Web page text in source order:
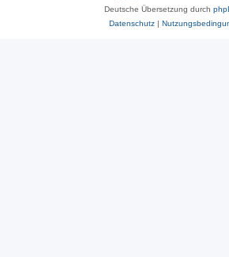
Deutsche Übersetzung durch
Datenschutz|